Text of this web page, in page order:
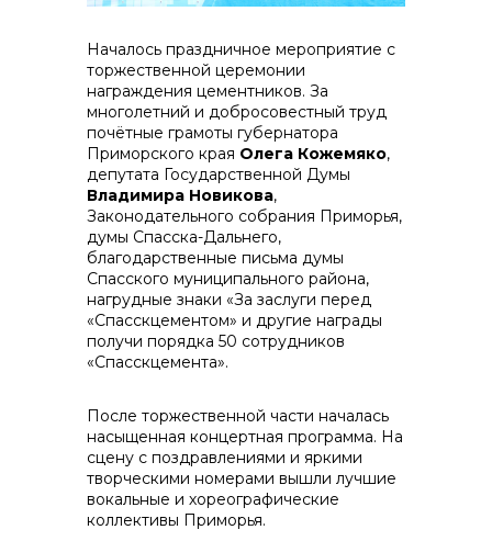
Контакты
+7 (423) 234 50 50
Началось праздничное мероприятие с
торжественной церемонии
награждения цементников. За
многолетний и добросовестный труд
почётные грамоты губернатора
Приморского края Олега Кожемяко,
депутата Государственной Думы
Владимира Новикова,
Законодательного собрания Приморья,
думы Спасска-Дальнего,
благодарственные письма думы
Спасского муниципального района,
нагрудные знаки «За заслуги перед
«Спасскцементом» и другие награды
получи порядка 50 сотрудников
«Спасскцемента».
После торжественной части началась
насыщенная концертная программа. На
сцену с поздравлениями и яркими
творческими номерами вышли лучшие
вокальные и хореографические
коллективы Приморья.